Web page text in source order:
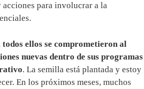
para involucrar a la
todos ellos se comprometieron al
nuevas dentro de sus programas
. La semilla está plantada y estoy
En los próximos meses, muchos